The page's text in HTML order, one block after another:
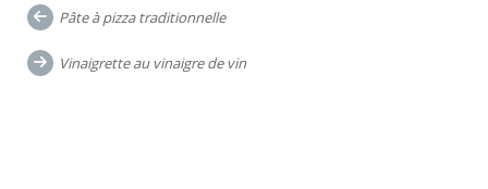
Post
navigation
Pâte à pizza traditionnelle
Vinaigrette au vinaigre de vin